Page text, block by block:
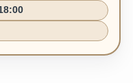
ニクル展は7月5日